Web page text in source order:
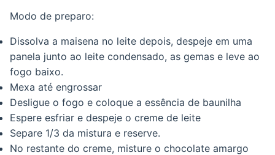
Modo de preparo:
Dissolva a maisena no leite depois, despeje em uma
panela junto ao leite condensado, as gemas e leve ao
fogo baixo.
Mexa até engrossar
Desligue o fogo e coloque a essência de baunilha
Espere esfriar e despeje o creme de leite
Separe 1/3 da mistura e reserve.
No restante do creme, misture o chocolate amargo